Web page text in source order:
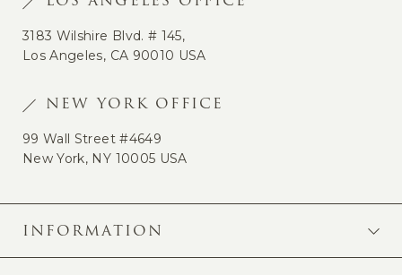
3183 Wilshire Blvd. # 145,
Los Angeles, CA 90010 USA
NEW YORK OFFICE
99 Wall Street #4649
New York, NY 10005 USA
INFORMATION